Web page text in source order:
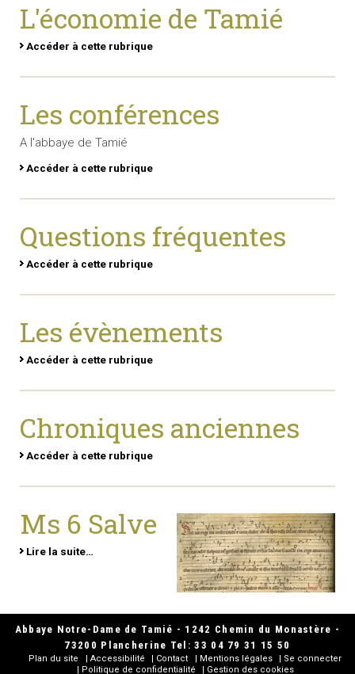
L'économie de Tamié
Accéder à cette rubrique
Les conférences
A l'abbaye de Tamié
Accéder à cette rubrique
Questions fréquentes
Accéder à cette rubrique
Les évènements
Accéder à cette rubrique
Chroniques anciennes
Accéder à cette rubrique
Ms 6 Salve
Lire la suite…
Abbaye Notre-Dame de Tamié - 1242 Chemin du Monastère -
73200 Plancherine Tel: 33 04 79 31 15 50
Plan du site Accessibilité Contact Mentions légales
Se connecter
Politique de confidentialité
Gestion des cookies